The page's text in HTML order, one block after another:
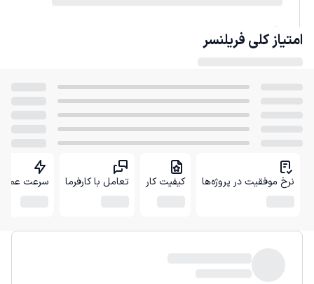
امتیاز کلی فریلنسر
نرخ موفقیت در پروژه‌ها کیفیت کار تعامل با کارفرما سرعت عمل